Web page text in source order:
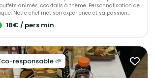
cocktails à thème. Personnalisation de
Notre chef met son expérience et sa passion
votre événement, s’adaptant à chacun de vos
18€ / pers min.
responsable 🌱